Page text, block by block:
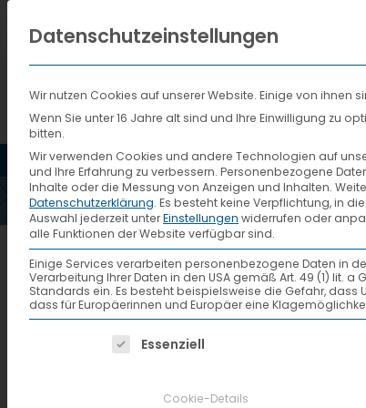
HOME AKTUELLES
Ausdauer mit
Bei idealem Laufwetter
Challenge am 02. Juni in
Datenschutzeinstellungen
Wir nutzen Cookies auf unserer Website. Einige von ihnen
Wenn Sie unter 16 Jahre alt sind und Ihre Einwilligung zu
bitten.
Wir verwenden Cookies und andere Technologien auf
und Ihre Erfahrung zu verbessern. Personenbezogene
Inhalte oder die Messung von Anzeigen und Inhalten.
Datenschutzerklärung. Es besteht keine Verpflichtung, in
Auswahl jederzeit unterEinstellungen widerrufen oder
alle Funktionen der Website verfügbar sind.
Einige Services verarbeiten personenbezogene Daten in
Verarbeitung Ihrer Daten in den USA gemäß Art. 49 (1) lit. a
Standards ein. Es besteht beispielsweise die Gefahr,
dass für Europäerinnen und Europäer eine
Es folgt eine Liste der Service-
Essenziell
Cookie-Details